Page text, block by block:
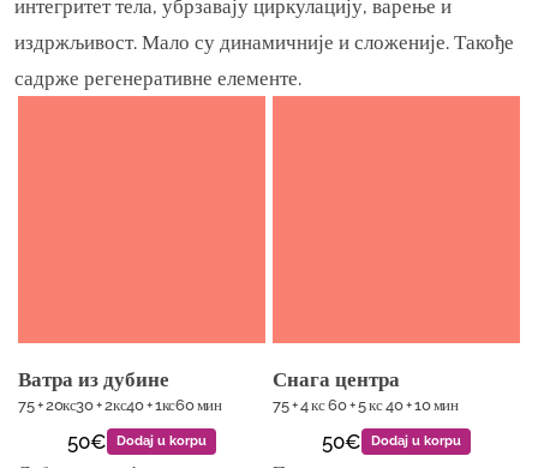
интегритет тела, убрзавају циркулацију, варење и
издржљивост. Мало су динамичније и сложеније. Такође
садрже регенеративне елементе.
Ватра из дубине
75 + 20кс30 + 2кс40 + 1кс60 мин
50€ Dodaj u korpu
Снага центра
75 + 4 кс 60 + 5 кс 40 + 10 мин
50€ Dodaj u korpu